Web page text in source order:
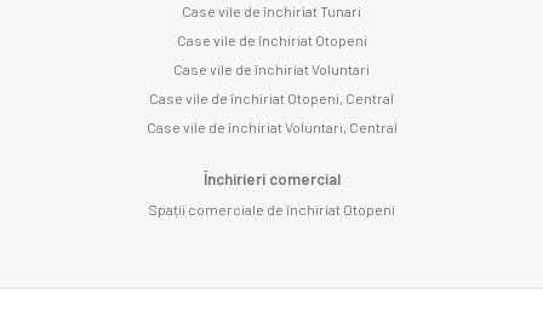
Case vile de închiriat Tunari
Case vile de închiriat Otopeni
Case vile de închiriat Voluntari
Case vile de închiriat Otopeni, Central
Case vile de închiriat Voluntari, Central
Închirieri comercial
Spații comerciale de închiriat Otopeni